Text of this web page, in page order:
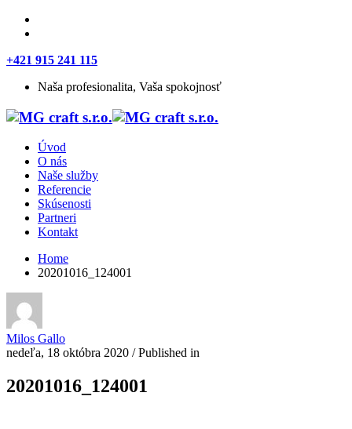
+421 915 241 115
Naša profesionalita, Vaša spokojnosť
Úvod
O nás
Naše služby
Referencie
Skúsenosti
Partneri
Kontakt
Home
20201016_124001
Milos Gallo
nedeľa, 18 októbra 2020 /Published in
20201016_124001